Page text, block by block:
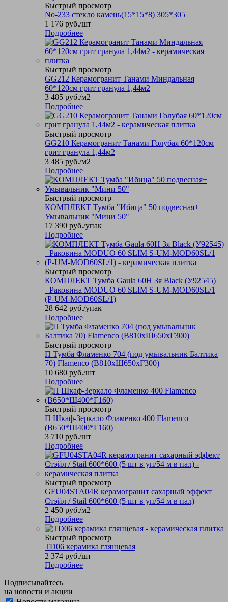
Быстрый просмотр
No-233 стекло камень(15*15*8) 305*305
1 176 руб./шт
Подробнее
Быстрый просмотр
GG212 Керамогранит Танами Миндальная
60*120см грит гранула 1,44м2
3 485 руб./м2
Подробнее
Быстрый просмотр
GG210 Керамогранит Танами Голубая 60*120см
грит гранула 1,44м2
3 485 руб./м2
Подробнее
Быстрый просмотр
КОМПЛЕКТ Тумба "Ибица" 50 подвесная+
Умывальник "Мини 50"
17 390 руб./упак
Подробнее
Быстрый просмотр
КОМПЛЕКТ Тумба Gaula 60Н 3я Black (У92545)
+Раковина MODUO 60 SLIM S-UM-MOD60SL/1
(P-UM-MOD60SL/1)
28 642 руб./упак
Подробнее
Быстрый просмотр
П Тумба Фламенко 704 (под умывальник Балтика
70) Flamenco (В810хШ650хГ300)
10 680 руб./шт
Подробнее
Быстрый просмотр
П Шкаф-Зеркало Фламенко 400 Flamenco
(В650*Ш400*Г160)
3 710 руб./шт
Подробнее
Быстрый просмотр
GFU04STA04R керамогранит сахарный эффект
Стэйл / Stail 600*600 (5 шт в уп/54 м в пал)
2 450 руб./м2
Подробнее
Быстрый просмотр
TD06 керамика глянцевая
2 374 руб./шт
Подробнее
Подписывайтесь
на новости и акции